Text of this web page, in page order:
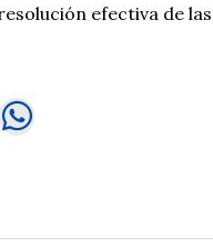
efectiva de